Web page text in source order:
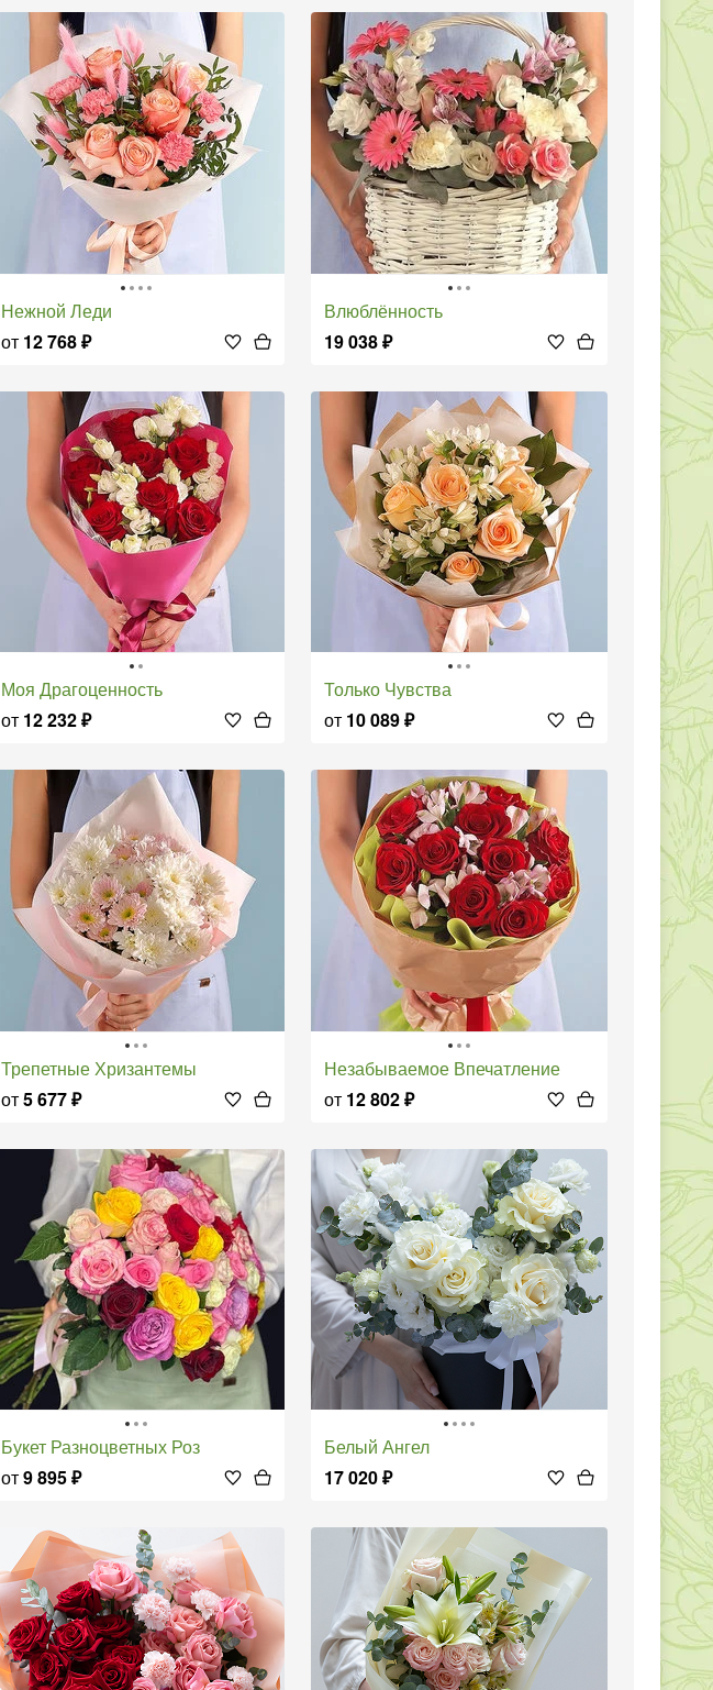
Нежной Леди
от 12 768₽
Влюблённость
19 038₽
Моя Драгоценность
от 12 232₽
Только Чувства
от 10 089₽
Трепетные Хризантемы
от5 677₽
Незабываемое Впечатление
от 12 802₽
Букет Разноцветных Роз
от9 895₽
Белый Ангел
17 020₽